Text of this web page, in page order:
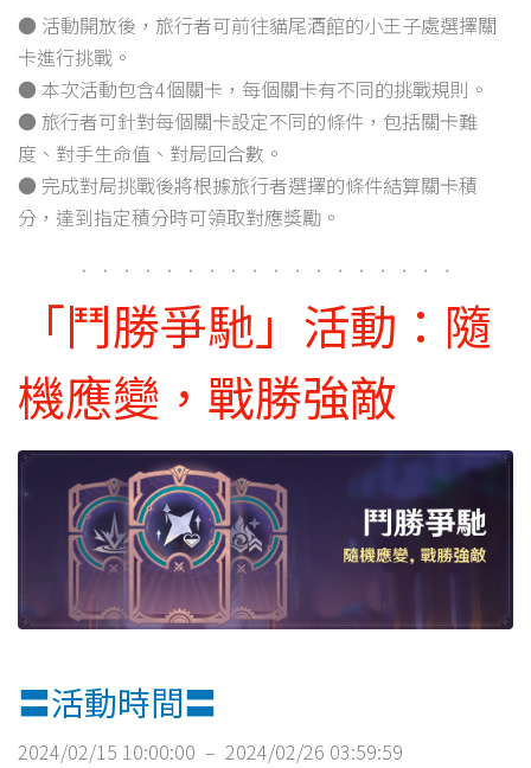
● 活動開放後，旅行者可前往貓尾酒館的小王子處選擇關
卡進行挑戰。
● 本次活動包含4個關卡，每個關卡有不同的挑戰規則。
● 旅行者可針對每個關卡設定不同的條件，包括關卡難
度、對手生命值、對局回合數。
● 完成對局挑戰後將根據旅行者選擇的條件結算關卡積
分，達到指定積分時可領取對應獎勵。
「鬥勝爭馳」活動：隨
機應變，戰勝強敵
〓活動時間〓
2024/02/15 10:00:00 – 2024/02/26 03:59:59